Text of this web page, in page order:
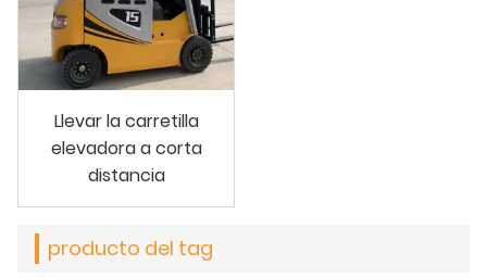
Llevar la carretilla
elevadora a corta
distancia
producto del tag